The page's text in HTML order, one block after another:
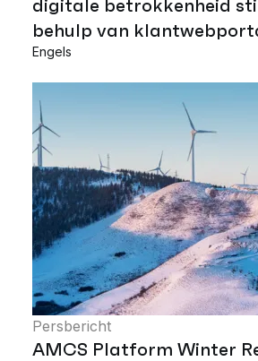
digitale betrokkenheid
behulp van
Engels
Persbericht
AMCS Platform Winter